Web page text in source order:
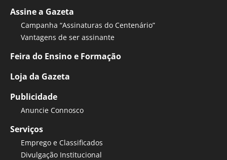
Assine a Gazeta
Campanha “Assinaturas do Centenário”
Vantagens de ser assinante
Feira do Ensino e Formação
Loja da Gazeta
Publicidade
Anuncie Connosco
Serviços
Emprego e Classificados
Divulgação Institucional